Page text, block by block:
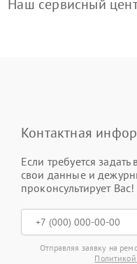
Наш сервисный
Контактная
Если требуется задать
свои данные и
проконсультирует Вас!
Отправляя заявку на